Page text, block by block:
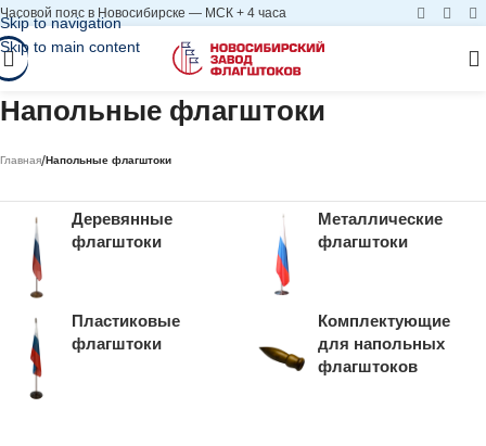
Skip to navigation
Skip to main content
Часовой пояс в Новосибирске — МСК + 4 часа
Напольные флагштоки
Главная/Напольные флагштоки
Деревянные
флагштоки
Металлические
флагштоки
Пластиковые
флагштоки
Комплектующие
для напольных
флагштоков